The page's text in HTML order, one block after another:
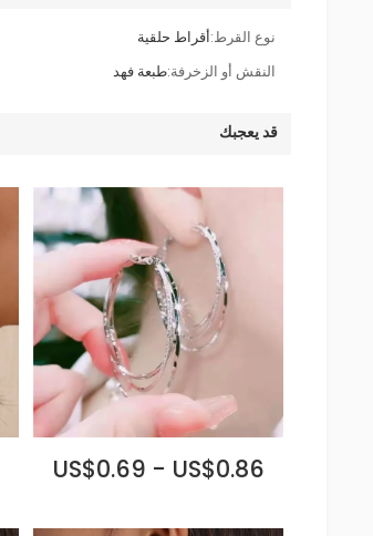
نوع القرط:أقراط حلقية
النقش أو الزخرفة:طبعة فهد
قد يعجبك
US$0.69 - US$0.86